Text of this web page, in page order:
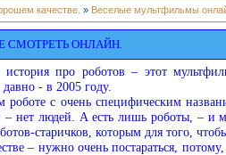
качестве. » Веселые мультфильмы
СМОТРЕТЬ ОНЛАЙН.
история про роботов – этот
- в 2005 году.
роботе с очень специфическим
нет людей. А есть лишь роботы, – и
старичков, которым для того,
– нужно очень постараться,